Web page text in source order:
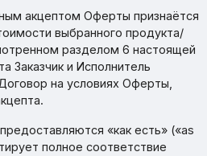
акцептом Оферты признаётся
выбранного продукта/
разделом 6 настоящей
Заказчик и Исполнитель
на условиях Оферты,
«как есть» («as
полное соответствие